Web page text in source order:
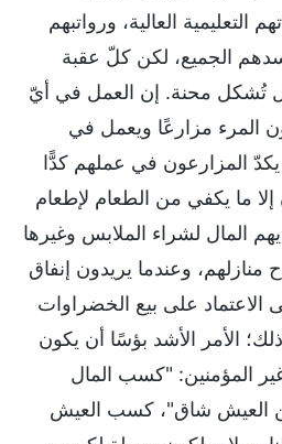
التعليمية العالية، ورواتبهم
الجميع، لكن كلّ عقبة
تُشكل محنة. إن العمل في أيّ
المرء مزارعًا ويعمل في
المزارعون في عملهم كدًّا
إلا ما يكفي من الطعام لإطعام
المال لشراء الملابس وغيرها
منازلهم، وعندما يريدون إنفاق
على بيع الخضراوات
الأمر الأشد بؤسًا أن يكون
المؤمنين: "كسب المال
العيش شاق"، كسب العيش